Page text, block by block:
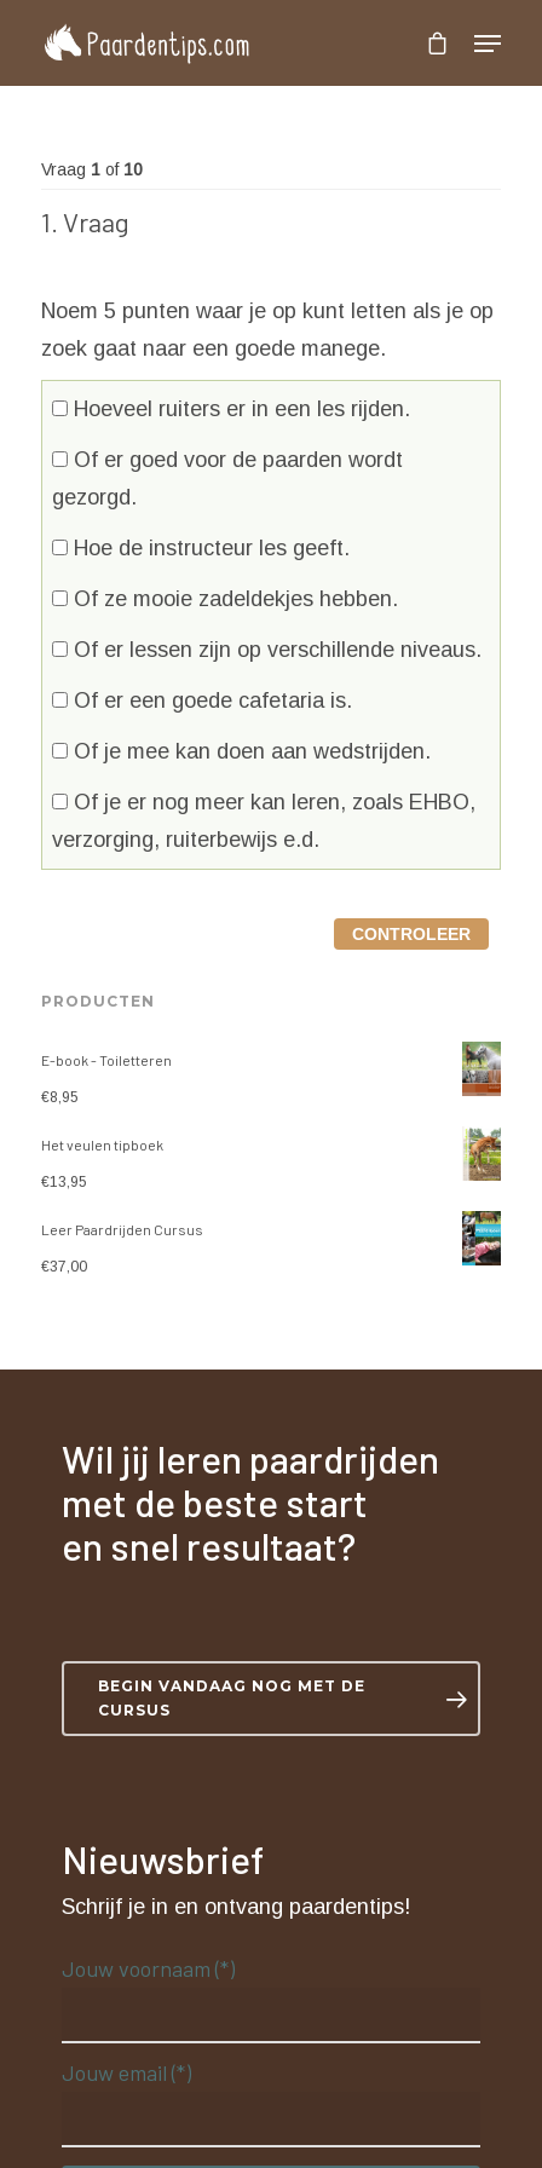
sluiten
Vraag 1of 10
1 . Vraag
Noem 5 punten waar je op kunt letten als je op
zoek gaat naar een goede manege.
Hoeveel ruiters er in een les rijden.
Of er goed voor de paarden wordt
gezorgd.
Hoe de instructeur les geeft.
Of ze mooie zadeldekjes hebben.
Of er lessen zijn op verschillende niveaus.
Of er een goede cafetaria is.
Of je mee kan doen aan wedstrijden.
Of je er nog meer kan leren, zoals EHBO,
verzorging, ruiterbewijs e.d.
PRODUCTEN
E-book - Toiletteren
€8,95
Het veulen tipboek
€13,95
Leer Paardrijden Cursus
€37,00
Wil jij leren paardrijden
met de beste start
en snel resultaat?
BEGIN VANDAAG NOG MET DE
CURSUS
Nieuwsbrief
Schrijf je in en ontvang paardentips!
Jouw voornaam (*)
Jouw email (*)